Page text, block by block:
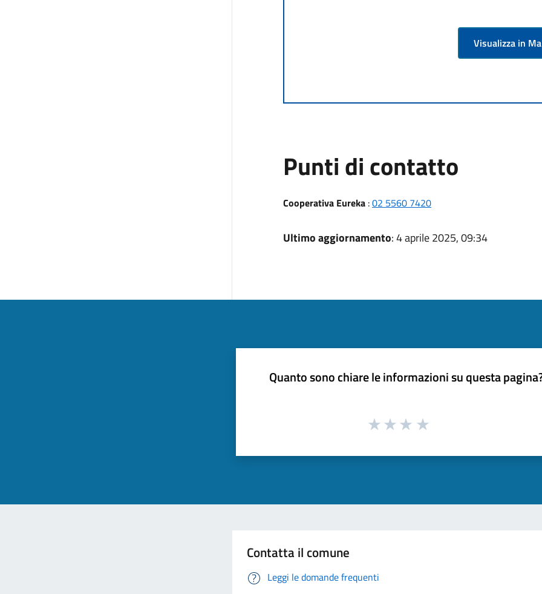
Visualizza in
Punti di contatto
Cooperativa Eureka :02 5560 7420
Ultimo aggiornamento: 4 aprile 2025, 09:34
Quanto sono chiare le informazioni su questa
Contatta il comune
Leggi le domande frequenti